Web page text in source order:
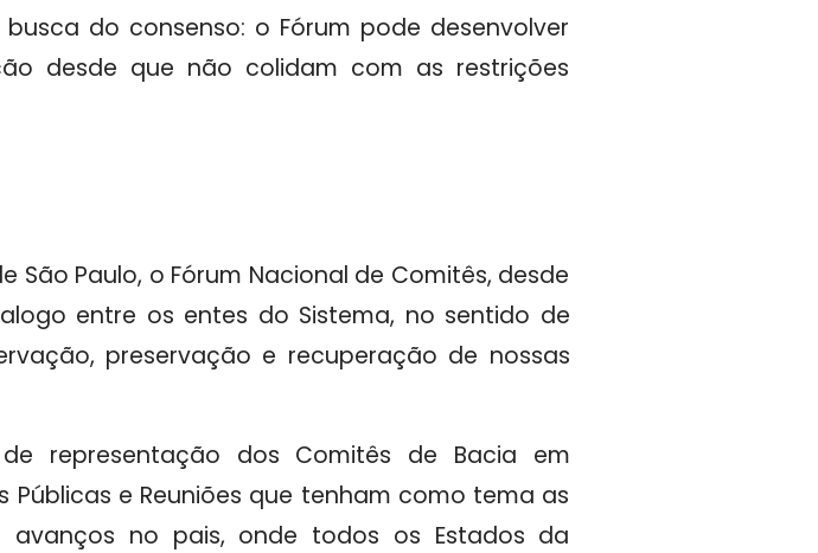
do consenso: o Fórum pode desenvolver
desde que não colidam com as restrições
São Paulo, o Fórum Nacional de Comitês, desde
entre os entes do Sistema, no sentido de
preservação e recuperação de nossas
representação dos Comitês de Bacia em
Públicas e Reuniões que tenham como tema as
avanços no pais, onde todos os Estados da